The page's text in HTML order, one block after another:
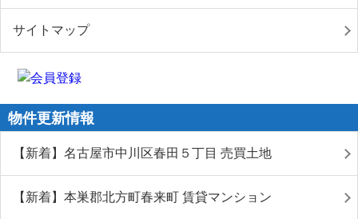
サイトマップ
物件更新情報
【新着】名古屋市中川区春田５丁目 売買土地
【新着】本巣郡北方町春来町 賃貸マンション